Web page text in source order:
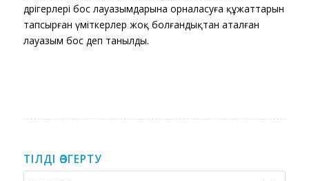
дәрігерлері бос лауазымдарына орналасуға құжаттарын
тапсырған үміткерлер жоқ болғандықтан аталған
лауазым бос деп танылды.
ТІЛДІ ӨЗГЕРТУ